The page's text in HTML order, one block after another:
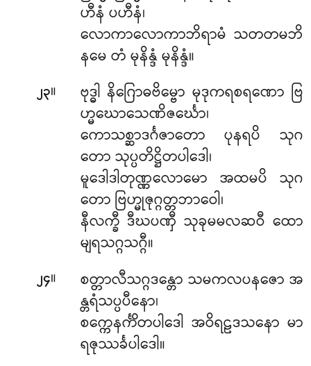
ဟီနံ ပဟီနံ၊
လောကာလောကာဘိရာမံ သတတမဘိ
နမေ တံ မုနိန္ဒံ မုနိန္ဒံ။
၂၃။
ဗုဒ္ဓါ နိဂြောဓဗိမ္ဗော မုဒုကရစရဏော ဗြ
ဟ္မဃောသေဏိဇင်္ဃော၊
ကောသစ္ဆာဒင်္ဂဇာတော ပုနရပိ သုဂ
တော သုပ္ပတိဋ္ဌိတပါဒေါ၊
မူဒေါဒါတုဏ္ဏလောမော အထမပိ သုဂ
တော ဗြဟ္မုဇုဂ္ဂတ္တဘာဝေါ၊
နီလက္ခီ ဒီဃပဏှီ သုခုမမလဆဝီ ထော
မျရသဂ္ဂသဂ္ဂီ။
၂၄။
စတ္တာလီသဂ္ဂဒန္တော သမကလပနဇော အ
န္တရံသပ္ပပီနော၊
စက္ကေနင်္ကိတပါဒေါ အဝိရဠဒသနော မာ
ရဇုဿင်္ခပါဒေါ။